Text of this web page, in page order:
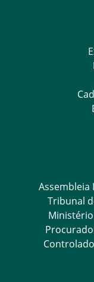
Assembleia
Tribunal